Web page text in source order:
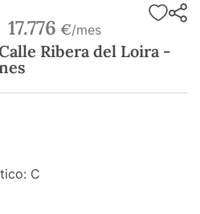
17.776 €/mes
Ribera del Loira -
C